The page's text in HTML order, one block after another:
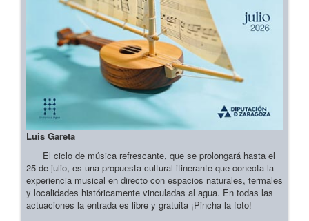
Luis Gareta
El ciclo de música refrescante, que se prolongará hasta el
25 de julio, es una propuesta cultural itinerante que conecta la
experiencia musical en directo con espacios naturales, termales
y localidades históricamente vinculadas al agua. En todas las
actuaciones la entrada es libre y gratuita ¡Pincha la foto!